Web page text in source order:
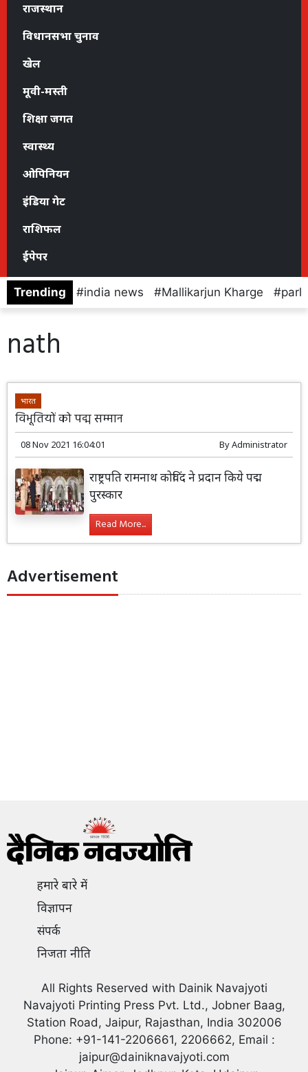
राजस्थान
विधानसभा चुनाव
खेल
मूवी-मस्ती
शिक्षा जगत
स्वास्थ्य
ओपिनियन
इंडिया गेट
राशिफल
ईपेपर
Trending india news Mallikarjun Kharge
nath
भारत
विभूतियों को पद्म सम्मान
08 Nov 2021 16:04:01 ByAdministrator
राष्ट्रपति रामनाथ कोविंद ने प्रदान किये पद्म
पुरस्कार
Read More...
Advertisement
हमारे बारे में
विज्ञापन
संपर्क
निजता नीति
All Rights Reserved with Dainik Navajyoti
Navajyoti Printing Press Pvt. Ltd., Jobner Baag,
Station Road, Jaipur, Rajasthan, India 302006
Phone: +91-141-2206661, 2206662, Email :
jaipur@dainiknavajyoti.com